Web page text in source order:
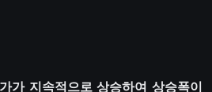
가 지속적으로 상승하여 상승폭이